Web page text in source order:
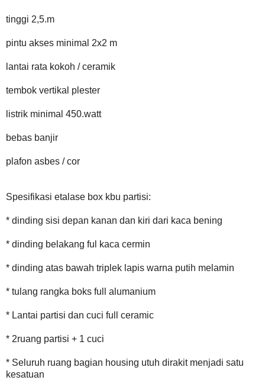
tinggi 2,5.m
pintu akses minimal 2x2 m
lantai rata kokoh / ceramik
tembok vertikal plester
listrik minimal 450.watt
bebas banjir
plafon asbes / cor
Spesifikasi etalase box kbu partisi:
* dinding sisi depan kanan dan kiri dari kaca bening
* dinding belakang ful kaca cermin
* dinding atas bawah triplek lapis warna putih melamin
* tulang rangka boks full alumanium
* Lantai partisi dan cuci full ceramic
* 2ruang partisi + 1 cuci
* Seluruh ruang bagian housing utuh dirakit menjadi satu
kesatuan